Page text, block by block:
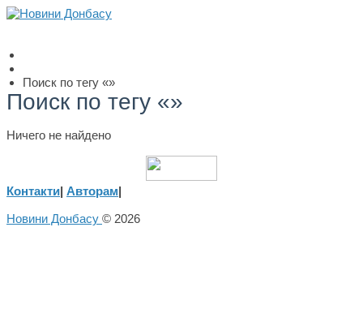
Поиск по тегу «»
Поиск по тегу «»
Ничего не найдено
Контакти| Авторам|
Новини Донбасу © 2026